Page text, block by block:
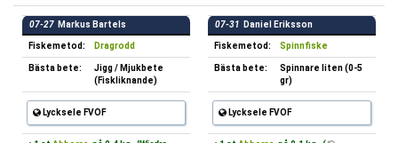
07-27 Markus Bartels
Fiskemetod: Dragrodd
Bästa bete:
Jigg / Mjukbete
(Fiskliknande)
Lycksele FVOF
07-31 Daniel Eriksson
Fiskemetod: Spinnfiske
Bästa bete:
Spinnare liten (0-5
gr)
Lycksele FVOF